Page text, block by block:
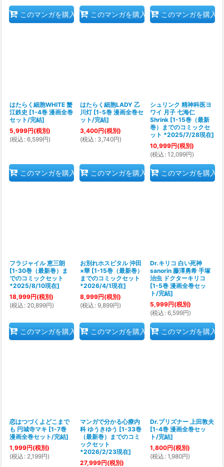
このマンガを購入 このマンガを購入 このマンガを購入
はたらく細胞WHITE 蟹
江鉄史 [1-4巻 漫画全巻
セット/完結]
5,999円(税別)
(税込 : 6,599円)
このマンガを購入
はたらく細胞LADY 乙
川灯 [1-5巻 漫画全巻セ
ット/完結]
3,400円(税別)
(税込 : 3,740円)
このマンガを購入
シュリンク 精神科医ヨ
ワイ 月子 七海仁
Shrink [1-15巻（最新
巻）までのコミックセ
ット *2025/7/28現在]
10,999円(税別)
(税込 : 12,099円)
このマンガを購入
フラジャイル 恵三朗
[1-30巻（最新巻）ま
でのコミックセット
*2025/8/10現在]
18,999円(税別)
(税込 : 20,899円)
このマンガを購入
お別れホスピタル 沖田
×華 [1-15巻（最新巻）
までのコミックセット
*2026/4/1現在]
8,999円(税別)
(税込 : 9,899円)
このマンガを購入
Dr.キリコ 白い死神
sanorin 藤澤勇希 手塚
治虫 ドクターキリコ
[1-5巻 漫画全巻セッ
ト/完結]
5,999円(税別)
(税込 : 6,599円)
このマンガを購入
恋はつづくよどこまで
も 円城寺マキ [1-7巻
漫画全巻セット/完結]
1,999円(税別)
(税込 : 2,199円)
マンガで分かる心療内
科 ゆうきゆう [1-33巻
（最新巻）までのコミ
ックセット
*2026/2/23現在]
27,999円(税別)
Dr.プリズナー 上田敦夫
[1-4巻 漫画全巻セッ
ト/完結]
1,800円(税別)
(税込 : 1,980円)